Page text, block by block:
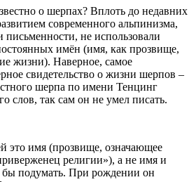
о шерпах? Вплоть до недавних
современного альпинизма,
не использовали
имён (имя, как прозвище,
жизни). Наверное, самое
свидетельство о жизни шерпов –
шерпа по имени Тенцинг
слов, так сам он не умел писать.
это имя (прозвище, означающее
религии»), а не имя и
подумать. При рождении он